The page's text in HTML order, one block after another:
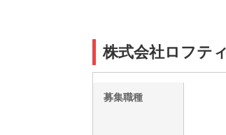
株式会社ロフテ
募集職種